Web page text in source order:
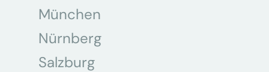
München
Nürnberg
Salzburg